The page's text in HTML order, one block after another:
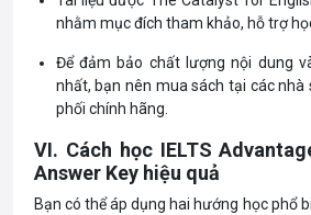
nhằm mục đích tham khảo, hỗ trợ
Để đảm bảo chất lượng nội dung
nhất, bạn nên mua sách tại các nhà
phối chính hãng.
VI. Cách học IELTS
Answer Key hiệu quả
Bạn có thể áp dụng hai hướng học phổ